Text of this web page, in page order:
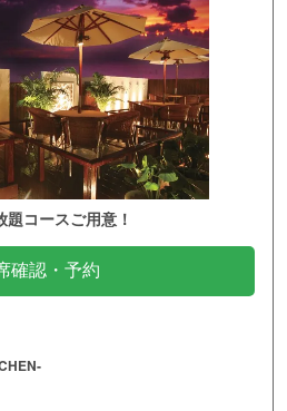
コースご用意！
確認・予約